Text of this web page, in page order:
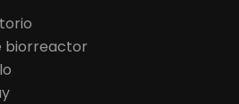
biorreactor